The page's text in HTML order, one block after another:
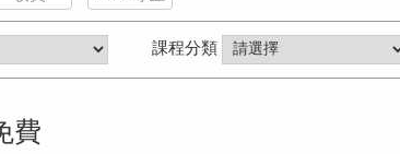
課程分類
費